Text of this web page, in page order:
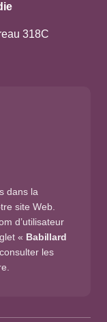
318C
dans la
site Web.
d’utilisateur
« Babillard
les